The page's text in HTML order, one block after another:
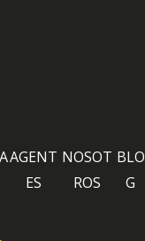
AGENT
ES
NOSOT
ROS
BLO
G